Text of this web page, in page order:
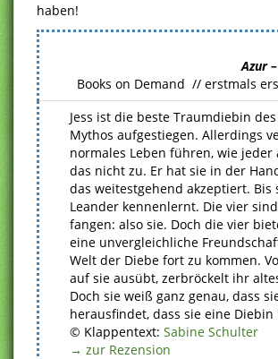
haben!
Azur
Books on Demand // erstmals
Jess ist die beste Traumdiebin
Mythos aufgestiegen. Allerdings
normales Leben führen, wie
das nicht zu. Er hat sie in der
das weitestgehend akzeptiert. Bis
Leander kennenlernt. Die vier
fangen: also sie. Doch die vier
eine unvergleichliche
Welt der Diebe fort zu kommen.
auf sie ausübt, zerbröckelt ihr
Doch sie weiß ganz genau, dass
herausfindet, dass sie eine Diebin
© Klappentext: Sabine Schulter
→ zur Rezension